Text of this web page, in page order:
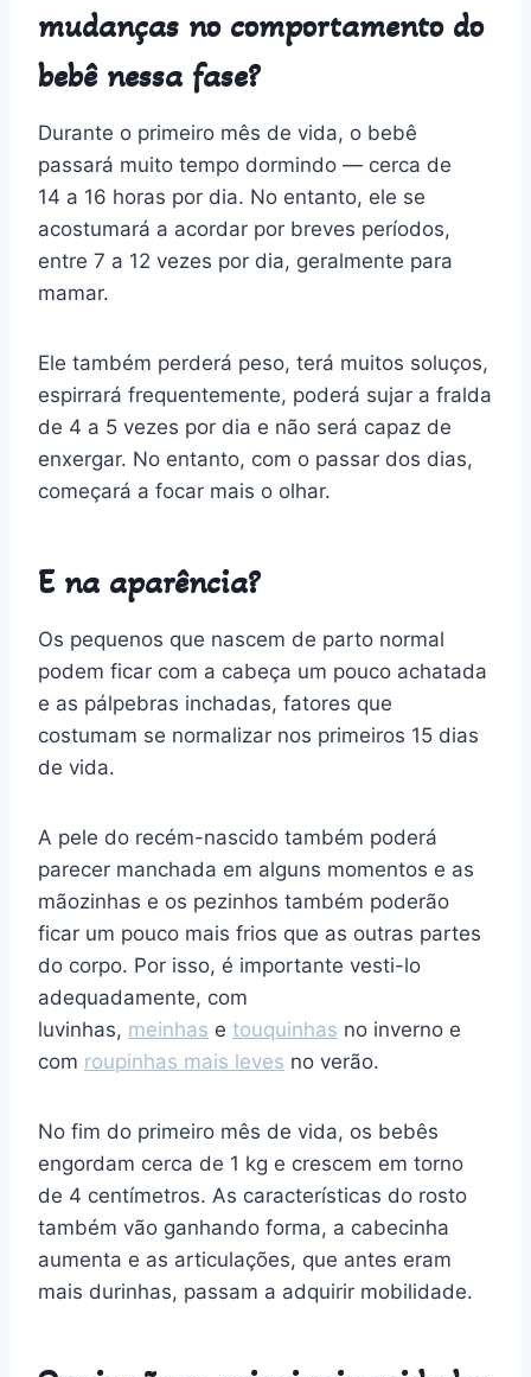
mudanças no comportamento do
bebê nessa fase?
Durante o primeiro mês de vida, o bebê
passará muito tempo dormindo — cerca de
14 a 16 horas por dia. No entanto, ele se
acostumará a acordar por breves períodos,
entre 7 a 12 vezes por dia, geralmente para
mamar.
Ele também perderá peso, terá muitos soluços,
espirrará frequentemente, poderá sujar a fralda
de 4 a 5 vezes por dia e não será capaz de
enxergar. No entanto, com o passar dos dias,
começará a focar mais o olhar.
E na aparência?
Os pequenos que nascem de parto normal
podem ficar com a cabeça um pouco achatada
e as pálpebras inchadas, fatores que
costumam se normalizar nos primeiros 15 dias
de vida.
A pele do recém-nascido também poderá
parecer manchada em alguns momentos e as
mãozinhas e os pezinhos também poderão
ficar um pouco mais frios que as outras partes
do corpo. Por isso, é importante vesti-lo
adequadamente, com
luvinhas, meinhas e touquinhas no inverno e
com roupinhas mais leves no verão.
No fim do primeiro mês de vida, os bebês
engordam cerca de 1 kg e crescem em torno
de 4 centímetros. As características do rosto
também vão ganhando forma, a cabecinha
aumenta e as articulações, que antes eram
mais durinhas, passam a adquirir mobilidade.